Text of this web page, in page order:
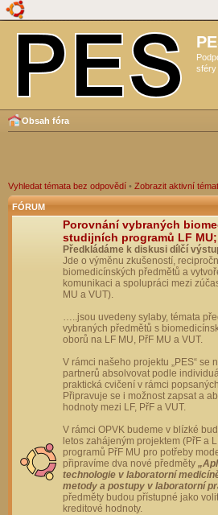
sféry
Obsah fóra
Vyhledat témata bez odpovědí • Zobrazit aktivní
FÓRUM
Porovnání vybraných
studijních programů LF MU;
Předkládáme k diskusi dílčí
Jde o výměnu zkušeností,
biomedicínských předmětů a
komunikaci a spolupráci mezi
MU a VUT).
…..jsou uvedeny sylaby, témata
vybraných předmětů s
oborů na LF MU, PřF MU a VUT.
V rámci našeho projektu „PES“
partnerů absolvovat podle
praktická cvičení v rámci
Připravuje se i možnost zapsat a
hodnoty mezi LF, PřF a VUT.
V rámci OPVK budeme v blízké
letos zahájeným projektem (PřF a
programů PřF MU pro potřeby
připravíme dva nové předměty
technologie v laboratorní
metody a postupy v laboratorní
předměty budou přístupné jako
kreditové hodnoty.